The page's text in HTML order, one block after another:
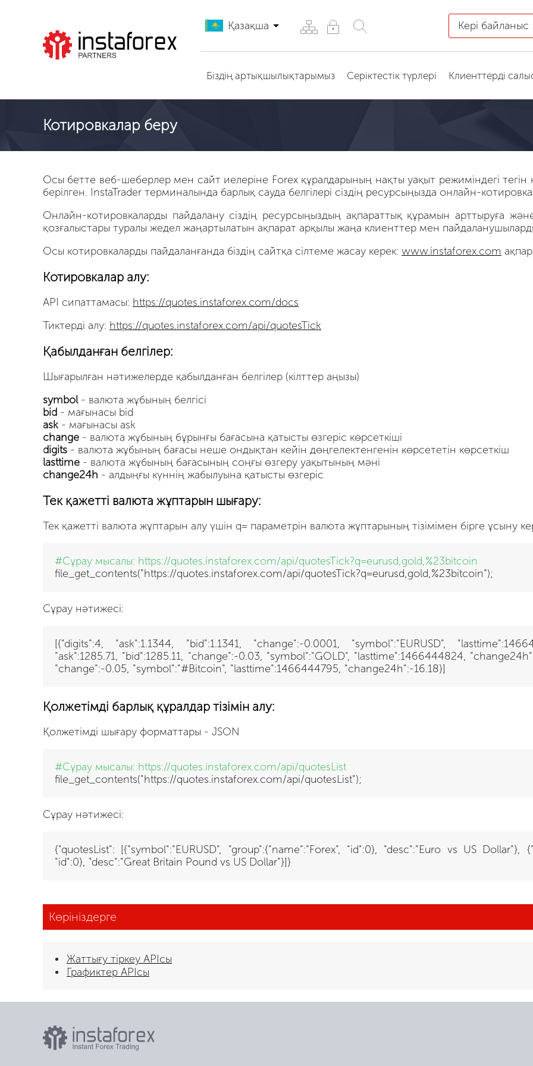
Қазақша Кері байланыс
Біздің артықшылықтарымыз Серіктестік түрлері Клиенттерді
Котировкалар беру
Осы бетте веб-шеберлер мен сайт иелеріне Forex құралдарының нақты уақыт режиміндегі тегін
берілген. InstaTrader терминалында барлық сауда белгілері сіздің ресурсыңызда онлайн-
Онлайн-котировкаларды пайдалану сіздің ресурсыңыздың ақпараттық құрамын арттыруға
қозғалыстары туралы жедел жаңартылатын ақпарат арқылы жаңа клиенттер мен
Осы котировкаларды пайдаланғанда біздің сайтқа сілтеме жасау керек: www.instaforex.com
Котировкалар алу:
API сипаттамасы: https://quotes.instaforex.com/docs
Тиктерді алу: https://quotes.instaforex.com/api/quotesTick
Қабылданған белгілер:
Шығарылған нәтижелерде қабылданған белгілер (кілттер аңызы)
symbol- валюта жұбының белгісі
bid - мағынасы bid
ask - мағынасы ask
change - валюта жұбының бұрынғы бағасына қатысты өзгеріс көрсеткіші
digits - валюта жұбының бағасы неше ондықтан кейін дөңгелектенгенін көрсететін көрсеткіш
lasttime - валюта жұбының бағасының соңғы өзгеру уақытының мәні
change24h - алдыңғы күннің жабылуына қатысты өзгеріс
Тек қажетті валюта жұптарын шығару:
Тек қажетті валюта жұптарын алу үшін q= параметрін валюта жұптарының тізімімен бірге ұсыну
#Сұрау мысалы: https://quotes.instaforex.com/api/quotesTick?q=eurusd,gold,%23bitcoin
file_get_contents("https://quotes.instaforex.com/api/quotesTick?q=eurusd,gold,%23bitcoin");
Сұрау нәтижесі:
[{"digits":4, "ask":1.1344, "bid":1.1341, "change":-0.0001, "symbol":"EURUSD",
"ask":1285.71, "bid":1285.11, "change":-0.03, "symbol":"GOLD", "lasttime":1466444824,
"change":-0.05, "symbol":"#Bitcoin", "lasttime":1466444795, "change24h":-16.18}]
Қолжетімді барлық құралдар тізімін алу:
Қолжетімді шығару форматтары - JSON
#Сұрау мысалы: https://quotes.instaforex.com/api/quotesList
file_get_contents("https://quotes.instaforex.com/api/quotesList");
Сұрау нәтижесі:
{"quotesList": [{"symbol":"EURUSD", "group":{"name":"Forex", "id":0}, "desc":"Euro vs US Dollar"},
"id":0}, "desc":"Great Britain Pound vs US Dollar"}]}
Көрініздерге
Жаттығу тіркеу APIсы
Графиктер APIсы